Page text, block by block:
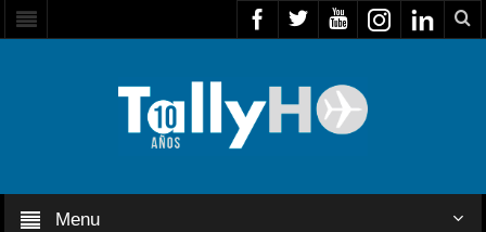
Menu